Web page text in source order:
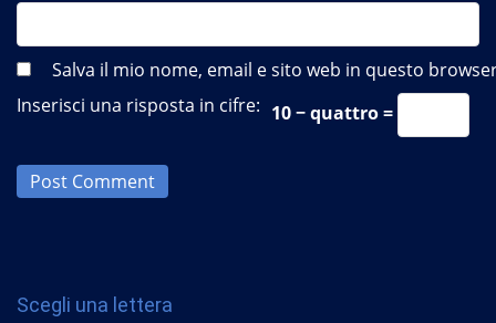
Salva il mio nome, email e sito web in questo
Inserisci una risposta in cifre: 10 − quattro =
Post Comment
Scegli una lettera